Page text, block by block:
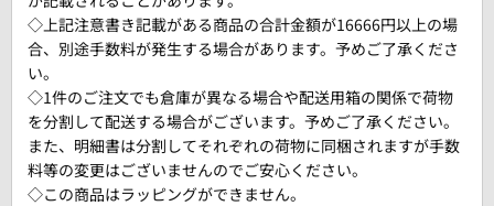
◇上記注意書き記載がある商品の合計金額が16666円以上の場
合、別途手数料が発生する場合があります。予めご了承くださ
い。
◇1件のご注文でも倉庫が異なる場合や配送用箱の関係で荷物
を分割して配送する場合がございます。予めご了承ください。
また、明細書は分割してそれぞれの荷物に同梱されますが手数
料等の変更はございませんのでご安心ください。
◇この商品はラッピングができません。